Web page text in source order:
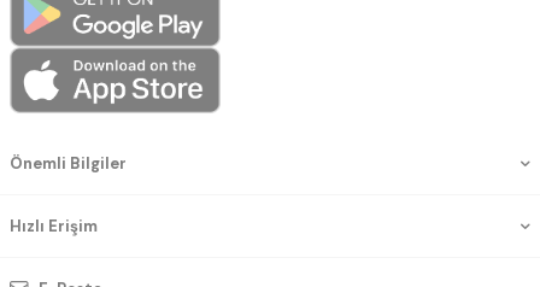
Önemli Bilgiler
Hızlı Erişim